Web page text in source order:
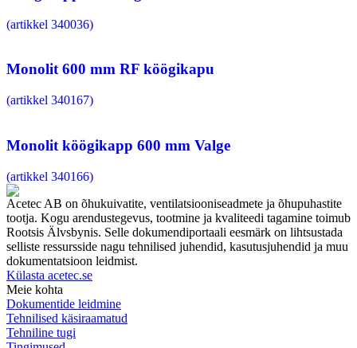
(artikkel 340036)
Monolit 600 mm RF köögikapu
(artikkel 340167)
Monolit köögikapp 600 mm Valge
(artikkel 340166)
Acetec AB on õhukuivatite, ventilatsiooniseadmete ja õhupuhastite
tootja. Kogu arendustegevus, tootmine ja kvaliteedi tagamine toimub
Rootsis Älvsbynis. Selle dokumendiportaali eesmärk on lihtsustada
selliste ressursside nagu tehnilised juhendid, kasutusjuhendid ja muu
dokumentatsioon leidmist.
Külasta acetec.se
Meie kohta
Dokumentide leidmine
Tehnilised käsiraamatud
Tehniline tugi